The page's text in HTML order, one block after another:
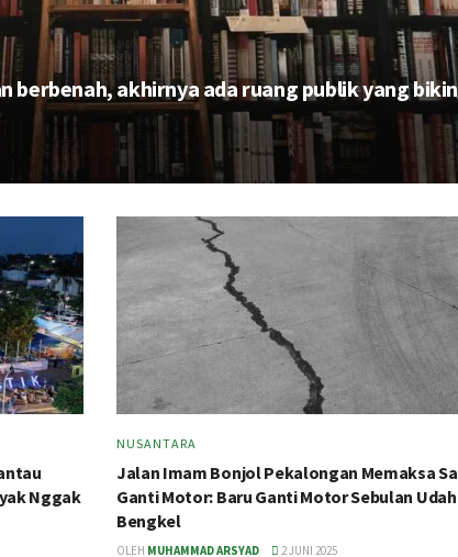
berbenah, akhirnya ada ruang publik yang bikin
Nggak
NUSANTARA
Jalan Imam Bonjol Pekalongan Memaksa
Ganti Motor: Baru Ganti Motor Sebulan
Bengkel
OLEH MUHAMMAD ARSYAD 2 JUNI 2025